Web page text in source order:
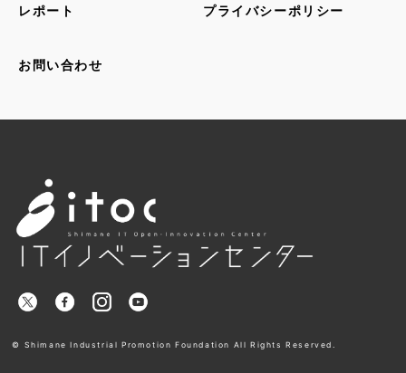
© Shimane Industrial Promotion Foundation All Rights Reserved.
レポート プライバシーポリシー
お問い合わせ